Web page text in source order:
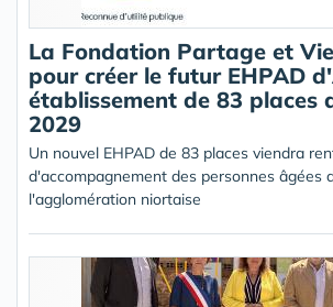
La Fondation Partage et
pour créer le futur EHPAD
établissement de 83 places
2029
Un nouvel EHPAD de 83 places viendra
d'accompagnement des personnes âgées
l'agglomération niortaise